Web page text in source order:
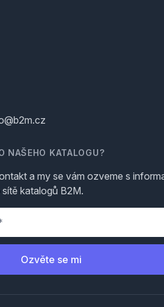
NAŠEHO KATALOGU?
a my se vám ozveme s
katalogů B2M.
Ozvěte se mi